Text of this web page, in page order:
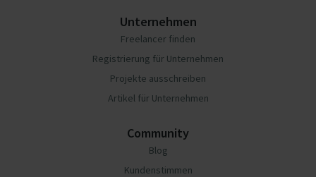
Unternehmen
Freelancer finden
Registrierung für Unternehmen
Projekte ausschreiben
Artikel für Unternehmen
Community
Blog
Kundenstimmen